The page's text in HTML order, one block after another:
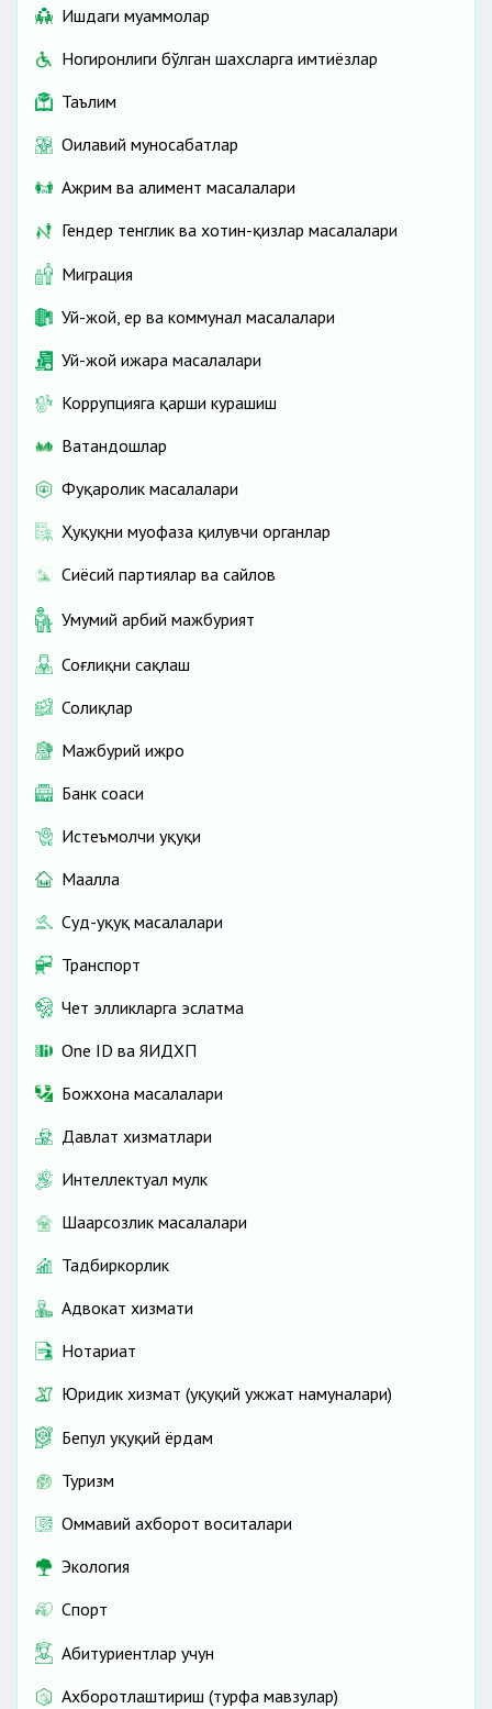
Ишдаги муаммолар
Ногиронлиги бўлган шахсларга имтиёзлар
Таълим
Оилавий муносабатлар
Ажрим ва алимент масалалари
Гендер тенглик ва хотин-қизлар масалалари
Миграция
Уй-жой, ер ва коммунал масалалари
Уй-жой ижара масалалари
Коррупцияга қарши курашиш
Ватандошлар
Фуқаролик масалалари
Ҳуқуқни муҳофаза қилувчи органлар
Сиёсий партиялар ва сайлов
Умумий ҳарбий мажбурият
Соғлиқни сақлаш
Солиқлар
Мажбурий ижро
Банк соҳаси
Истеъмолчи ҳуқуқи
Маҳалла
Суд-ҳуқуқ масалалари
Транспорт
Чет элликларга эслатма
One ID ва ЯИДХП
Божхона масалалари
Давлат хизматлари
Интеллектуал мулк
Шаҳарсозлик масалалари
Тадбиркорлик
Адвокат хизмати
Нотариат
Юридик хизмат (ҳуқуқий ҳужжат намуналари)
Бепул ҳуқуқий ёрдам
Туризм
Оммавий ахборот воситалари
Экология
Спорт
Абитуриентлар учун
Ахборотлаштириш (турфа мавзулар)